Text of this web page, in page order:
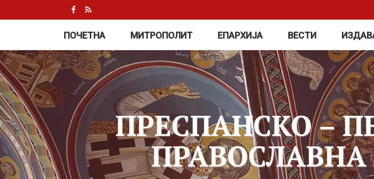
ПОЧЕТНА МИТРОПОЛИТ ЕПАРХИЈА ВЕСТИ
ПРЕСПАНСКО –
ПРАВОСЛАВНА